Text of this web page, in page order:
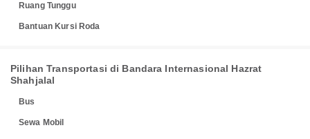
Ruang Tunggu
Bantuan Kursi Roda
Pilihan Transportasi di Bandara Internasional Hazrat
Shahjalal
Bus
Sewa Mobil